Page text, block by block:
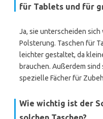
für Tablets und für
Ja, sie unterscheiden sich
Polsterung. Taschen für
leichter gestaltet, da
brauchen. Außerdem
spezielle Fächer für
Wie wichtig ist der